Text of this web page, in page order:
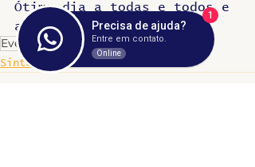
Ótimo dia a todas e todos e
até o próximo programa!
EventosConvênios
Sintet News
Precisa de ajuda?
Entre em contato.
Online
1